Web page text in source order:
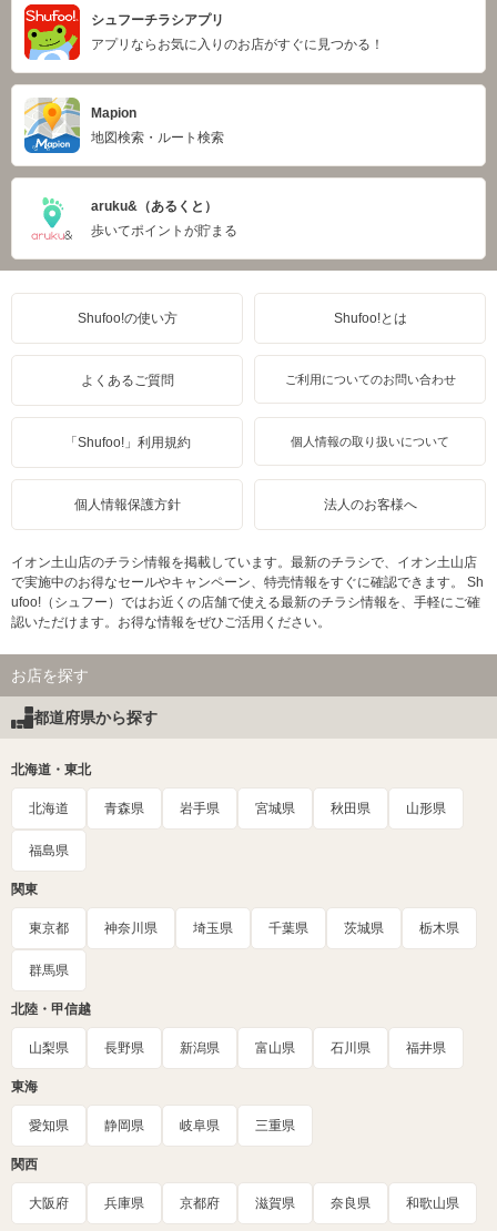
シュフーチラシアプリ
アプリならお気に入りのお店がすぐに見つかる！
Mapion
地図検索・ルート検索
aruku&（あるくと）
歩いてポイントが貯まる
Shufoo!の使い方 Shufoo!とは
よくあるご質問 ご利用についてのお問い合わせ
「Shufoo!」利用規約 個人情報の取り扱いについて
個人情報保護方針 法人のお客様へ
イオン土山店のチラシ情報を掲載しています。最新のチラシで、イオン土山店
で実施中のお得なセールやキャンペーン、特売情報をすぐに確認できます。 Sh
ufoo!（シュフー）ではお近くの店舗で使える最新のチラシ情報を、手軽にご確
認いただけます。お得な情報をぜひご活用ください。
お店を探す
都道府県から探す
北海道・東北
北海道 青森県 岩手県 宮城県 秋田県 山形県
福島県
関東
東京都 神奈川県 埼玉県 千葉県 茨城県 栃木県
群馬県
北陸・甲信越
山梨県 長野県 新潟県 富山県 石川県 福井県
東海
愛知県 静岡県 岐阜県 三重県
関西
大阪府 兵庫県 京都府 滋賀県 奈良県 和歌山県